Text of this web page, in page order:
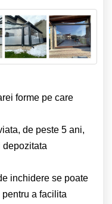
forme pe care
de peste 5 ani,
depozitata
inchidere se poate
pentru a facilita